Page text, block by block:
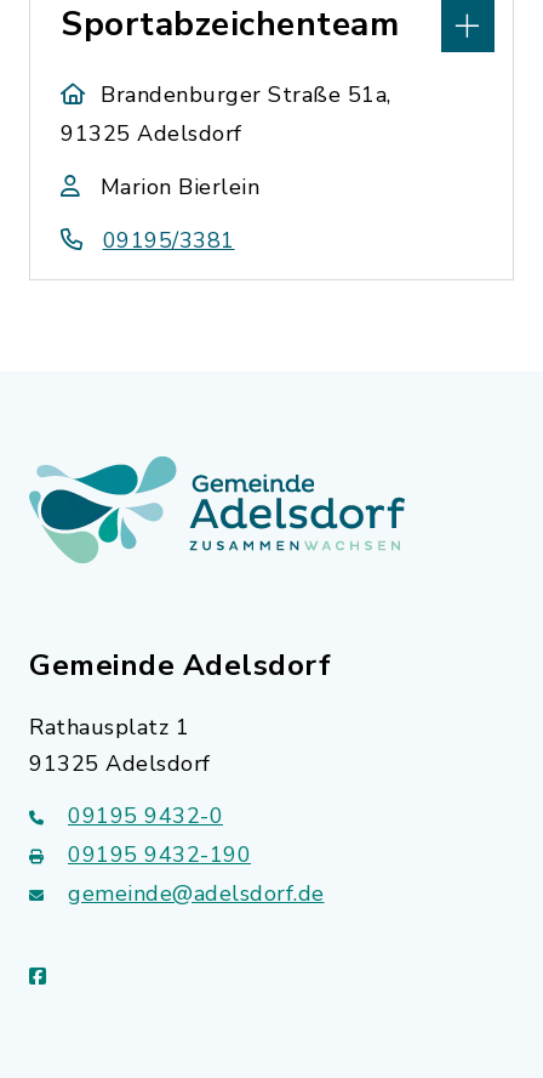
Sportabzeichenteam
Brandenburger Straße 51a,
91325 Adelsdorf
Marion Bierlein
09195/3381
Gemeinde Adelsdorf
Rathausplatz 1
91325 Adelsdorf
09195 9432-0
09195 9432-190
gemeinde@adelsdorf.de
facebook